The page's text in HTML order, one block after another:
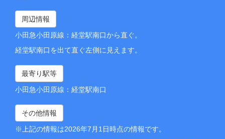
周辺情報
小田急小田原線：経堂駅南口から直ぐ。
経堂駅南口を出て直ぐ左側に見えます。
最寄り駅等
小田急小田原線：経堂駅南口
その他情報
※上記の情報は2026年7月1日時点の情報です。